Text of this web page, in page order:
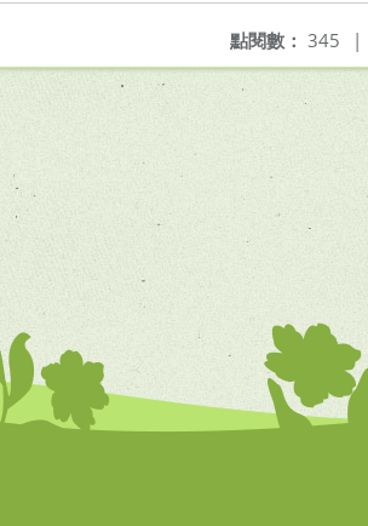
點閱數： 345 |